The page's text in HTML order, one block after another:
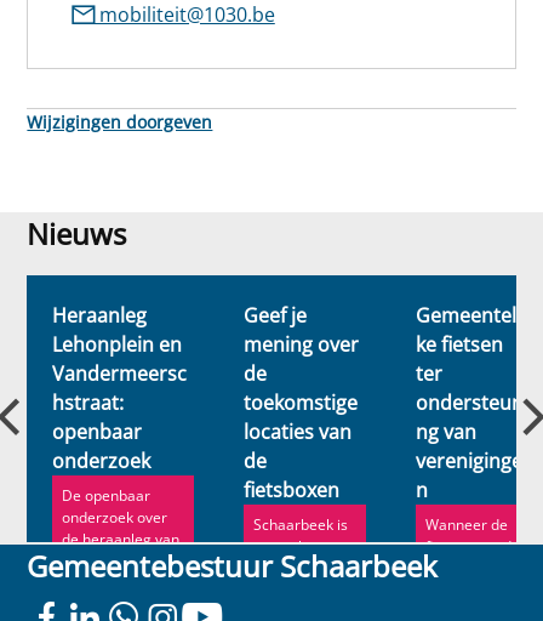
mobiliteit@1030.be
Wijzigingen doorgeven
Nieuws
Nieuws
Heraanleg
Lehonplein en
Vandermeersc
hstraat:
openbaar
onderzoek
De openbaar
onderzoek over
de heraanleg van
het Lehonplein en
de Vande...
Geef je
mening over
de
toekomstige
locaties van
de
fietsboxen
Schaarbeek is
op zoek naar
locaties om
Gemeentelij
ke fietsen
ter
ondersteuni
ng van
vereniginge
n
Wanneer de
fietsen van de
gemeente
Gemeentebestuur Schaarbeek